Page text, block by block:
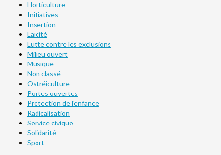
Horticulture
Initiatives
Insertion
Laïcité
Lutte contre les exclusions
Milieu ouvert
Musique
Non classé
Ostréiculture
Portes ouvertes
Protection de l'enfance
Radicalisation
Service civique
Solidarité
Sport